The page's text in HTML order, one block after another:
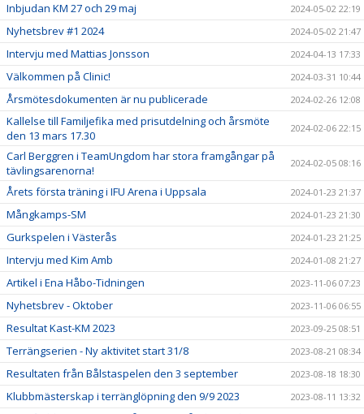
Inbjudan KM 27 och 29 maj 2024-05-02 22:19
Nyhetsbrev #1 2024 2024-05-02 21:47
Intervju med Mattias Jonsson 2024-04-13 17:33
Välkommen på Clinic! 2024-03-31 10:44
Årsmötesdokumenten är nu publicerade 2024-02-26 12:08
Kallelse till Familjefika med prisutdelning och årsmöte
den 13 mars 17.30
2024-02-06 22:15
Carl Berggren i TeamUngdom har stora framgångar på
tävlingsarenorna!
2024-02-05 08:16
Årets första träning i IFU Arena i Uppsala 2024-01-23 21:37
Mångkamps-SM 2024-01-23 21:30
Gurkspelen i Västerås 2024-01-23 21:25
Intervju med Kim Amb 2024-01-08 21:27
Artikel i Ena Håbo-Tidningen 2023-11-06 07:23
Nyhetsbrev - Oktober 2023-11-06 06:55
Resultat Kast-KM 2023 2023-09-25 08:51
Terrängserien - Ny aktivitet start 31/8 2023-08-21 08:34
Resultaten från Bålstaspelen den 3 september 2023-08-18 18:30
Klubbmästerskap i terränglöpning den 9/9 2023 2023-08-11 13:32